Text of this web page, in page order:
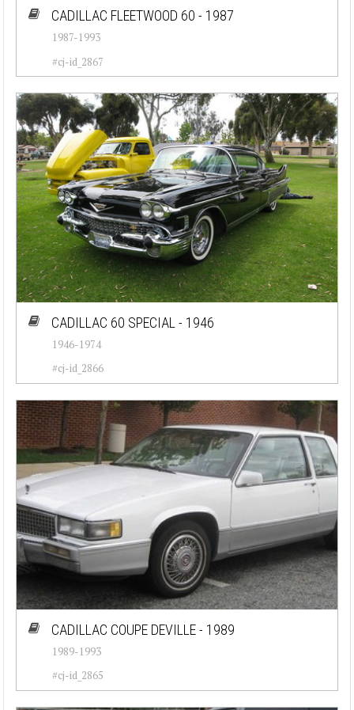
CADILLAC FLEETWOOD 60 - 1987
1987-1993
#cj-id_2867
CADILLAC 60 SPECIAL - 1946
1946-1974
#cj-id_2866
CADILLAC COUPE DEVILLE - 1989
1989-1993
#cj-id_2865